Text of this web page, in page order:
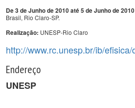
De 3 de Junho de 2010 até 5 de Junho de 2010
Brasil, Rio Claro-SP.
Realização: UNESP-Rio Claro
http://www.rc.unesp.br/ib/
Endereço
UNESP